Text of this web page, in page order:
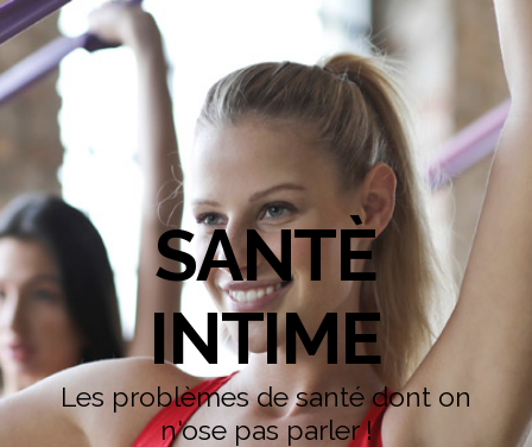
SANTÈ
INTIME
Les problèmes de santé dont on
n'ose pas parler !